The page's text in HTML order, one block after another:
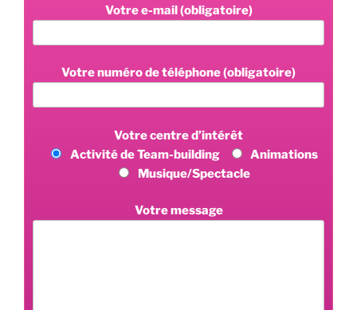
Votre e-mail (obligatoire)
Votre numéro de téléphone (obligatoire)
Votre centre d’intérêt
Activité de Team-building
Animations
Musique/Spectacle
Votre message